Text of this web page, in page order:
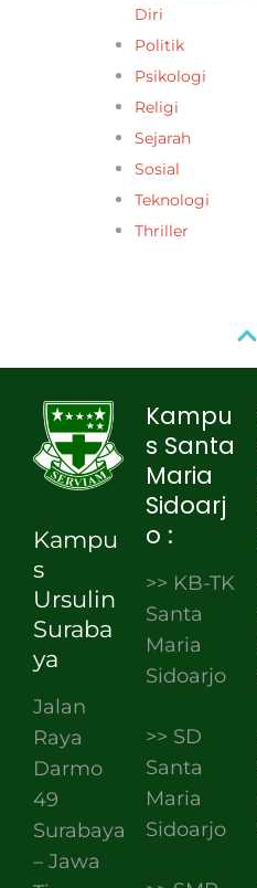
Diri
Politik
Psikologi
Religi
Sejarah
Sosial
Teknologi
Thriller
Kampu
s
Ursulin
Suraba
ya
Jalan
Raya
Darmo
49
Surabaya
– Jawa
Kampu
s Santa
Maria
Sidoarj
o :
>> KB-TK
Santa
Maria
Sidoarjo
>> SD
Santa
Maria
Sidoarjo